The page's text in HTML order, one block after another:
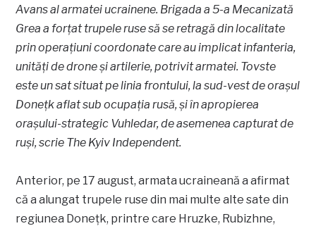
Avans al armatei ucrainene. Brigada a 5-a Mecanizată
Grea a forțat trupele ruse să se retragă din localitate
prin operațiuni coordonate care au implicat infanteria,
unități de drone și artilerie, potrivit armatei. Tovste
este un sat situat pe linia frontului, la sud-vest de orașul
Donețk aflat sub ocupația rusă, și în apropierea
orașului-strategic Vuhledar, de asemenea capturat de
ruși, scrie The Kyiv Independent.
Anterior, pe 17 august, armata ucraineană a afirmat
că a alungat trupele ruse din mai multe alte sate din
regiunea Donețk, printre care Hruzke, Rubizhne,